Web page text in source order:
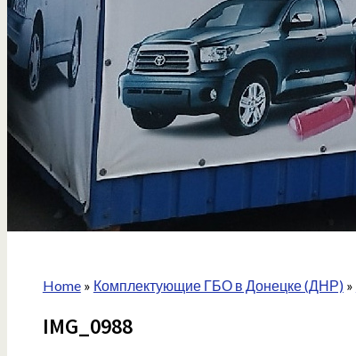
Home» Комплектующие ГБО в Донецке (ДНР)»
IMG_0988